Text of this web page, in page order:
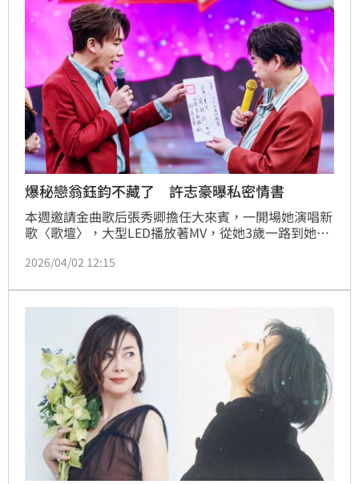
爆秘戀翁鈺鈞不藏了 許志豪曝私密情書
本週邀請金曲歌后張秀卿擔任大來賓，一開場她演唱新
歌〈歌壇〉，大型LED播放著MV，從她3歲一路到她出
涯的濃影，張秀卿難掩悸動，歌一唱完忍到最後還是哭
大舞台，如今成為金曲歌后，所以〈歌壇〉這首歌就像
是她在唱自己的人生。蔡維歆
2026/04/02 12:15